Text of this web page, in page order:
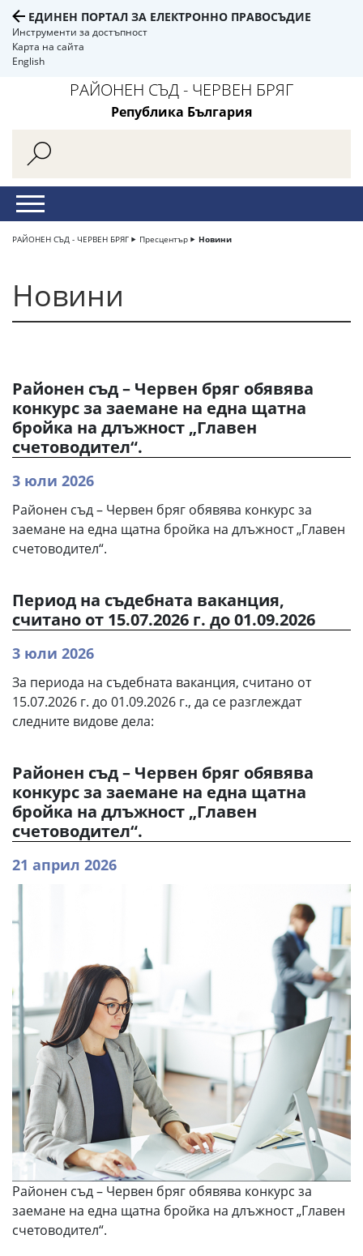
ЕДИНЕН ПОРТАЛ ЗА ЕЛЕКТРОННО ПРАВОСЪДИЕ
Инструменти за достъпност
Карта на сайта
English
РАЙОНЕН СЪД - ЧЕРВЕН БРЯГ
Република България
РАЙОНЕН СЪД - ЧЕРВЕН БРЯГ Пресцентър Новини
Новини
Районен съд – Червен бряг обявява
конкурс за заемане на една щатна
бройка на длъжност „Главен
счетоводител“.
3 юли 2026
Районен съд – Червен бряг обявява конкурс за
заемане на една щатна бройка на длъжност „Главен
счетоводител“.
Период на съдебната ваканция,
считано от 15.07.2026 г. до 01.09.2026
3 юли 2026
За периода на съдебната ваканция, считано от
15.07.2026 г. до 01.09.2026 г., да се разглеждат
следните видове дела:
Районен съд – Червен бряг обявява
конкурс за заемане на една щатна
бройка на длъжност „Главен
счетоводител“.
21 април 2026
Районен съд – Червен бряг обявява конкурс за
заемане на една щатна бройка на длъжност „Главен
счетоводител“.